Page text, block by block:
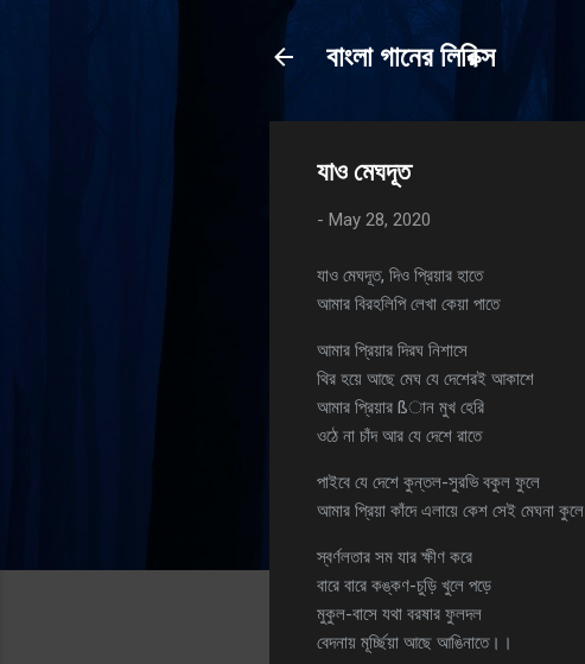
বাংলা গানের লিরিক্স
যাও মেঘদূত
- May 28, 2020
যাও মেঘদূত, দিও প্রিয়ার হাতে
আমার বিরহলিপি লেখা কেয়া পাতে
আমার প্রিয়ার দিরঘ নিশাসে
থির হয়ে আছে মেঘ যে দেশেরই আকাশে
আমার প্রিয়ার ßান মুখ হেরি
ওঠে না চাঁদ আর যে দেশে রাতে
পাইবে যে দেশে কুন্তল-সুরভি বকুল ফুলে
আমার প্রিয়া কাঁদে এলায়ে কেশ সেই মেঘনা কুলে
স্বর্ণলতার সম যার ক্ষীণ করে
বারে বারে কঙ্কণ-চুড়ি খুলে পড়ে
মুকুল-বাসে যথা বরষার ফুলদল
বেদনায় মূর্চ্ছিয়া আছে আঙিনাতে।।